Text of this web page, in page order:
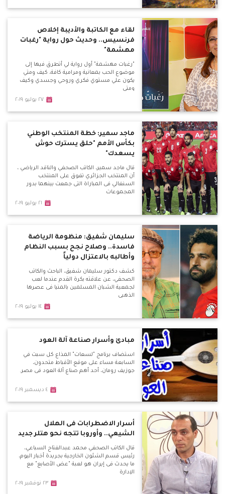
لقاء مع الكاتبة والأديبة إخلاص
فرنسيس.. وحديث حول رواية "رغبات
مهشمة"
"رغبات مهشمة" أول رواية لي أتطرق فيها إلى
موضوع الحب بمعانية ومرامية كافة، كيف ومتي
يكون علي مستوي فكري وروحي وجسدي وكيف
ومتي
٢٧ يوليو ٢٠١٩
ماجد سمير: خطة المنتخب الوطني
بكأس الأمم "حلق يسترك حوش
يسعدك"
قال ماجد سمير، الكاتب الصحفي والناقد الرياضي ،
أن المنتخب الجزائري تفوق على المنتخب
السنغالي فى المباراة التى جمعت بينهما بدور
المجموعات
٢١ يوليو ٢٠١٩
سليمان شفيق: منظومة الرياضة
فاسدة.. وصلاح نجح بسبب النظام
وأطالبه بالاعتزال دولياً
كشف دكتور سليمان شفيق، الباحث والكاتب
الصحفي، عن علاقته بكرة القدم عندما لعب
لجمعية الشبان المسلمين بالمنيا فى عصرها
الذهبي
١٤ يوليو ٢٠١٩
مبادئ وأسرار صناعة آلة العود
استضاف برنامج "لسعات" المذاع كل سبت في
السابعة مساء على موقع الأقباط متحدون،
جوزيف رومان، أحد أهم صناع آلة العود فى مصر.
٤ ديسمبر ٢٠١٩
أسرار الاضطرابات فى الهلال
الشيعي.. وأوروبا تتجه نحو هتلر جديد
قال الكاتب الصحفي محمد عبدالفتاح السباعي،
رئيس قسم الشئون الخارجية بجريدة أخبار اليوم،
ما يحدث فى إيران هو لعبة "عض الأصابع" مع
الإدارة
٢٣ نوفمبر ٢٠١٩